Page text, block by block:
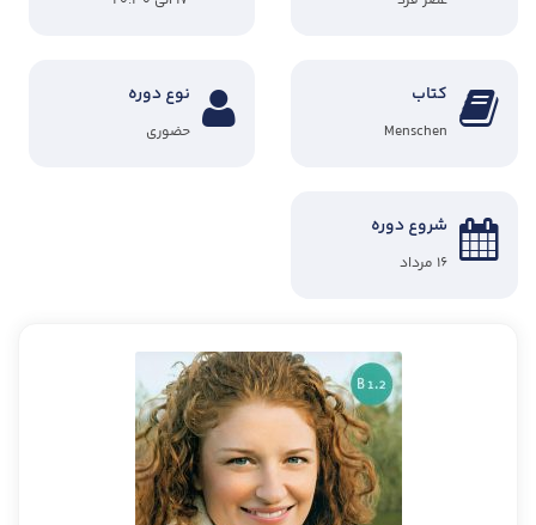
کتاب
Menschen
نوع دوره
حضوری
شروع دوره
۱۶ مرداد